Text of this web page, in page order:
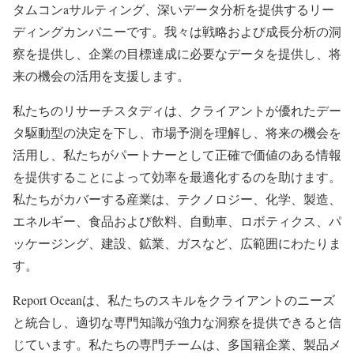
タムコンaサルティング、深いデータ分析を提供するリー
ディングカンパニーです。我々は戦略および成長分析の洞
察を提供し、企業の目標達成に必要なデータを提供し、将
来の機会の活用を支援します。
私たちのリサーチスタディは、クライアントが優れたデー
タ駆動型の決定を下し、市場予測を理解し、将来の機会を
活用し、私たちがパートナーとして正確で価値のある情報
を提供することによって効率を最適化するのを助けます。
私たちがカバーする産業は、テクノロジー、化学、製造、
エネルギー、食品および飲料、自動車、ロボティクス、パ
ッケージング、建設、鉱業、ガスなど、広範囲にわたりま
す。
Report Oceanは、私たちのスキルをクライアントのニーズ
と統合し、適切な専門知識が強力な洞察を提供できると信
じています。私たちの専門チームは、多国籍企業、製品メ